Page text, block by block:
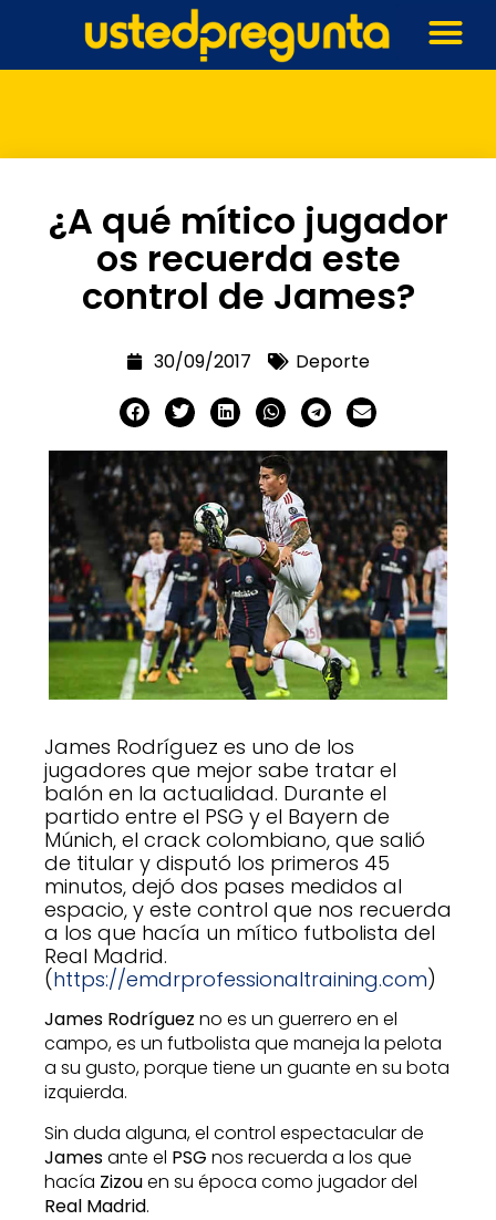
¿A qué mítico jugador
os recuerda este
control de James?
30/09/2017 Deporte
James Rodríguez es uno de los
jugadores que mejor sabe tratar el
balón en la actualidad. Durante el
partido entre el PSG y el Bayern de
Múnich, el crack colombiano, que salió
de titular y disputó los primeros 45
minutos, dejó dos pases medidos al
espacio, y este control que nos recuerda
a los que hacía un mítico futbolista del
Real Madrid.
(https://emdrprofessionaltraining.com)
James Rodríguez no es un guerrero en el
campo, es un futbolista que maneja la pelota
a su gusto, porque tiene un guante en su bota
izquierda.
Sin duda alguna, el control espectacular de
Jamesante el PSG nos recuerda a los que
hacía Zizouen su época como jugador del
Real Madrid.